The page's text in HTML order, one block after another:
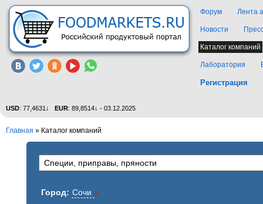
Форум Лента
Новости
Каталог компаний
Лаборатория
Регистрация
USD: 77,4631↓ EUR: 89,8514↓ - 03.12.2025
Главная » Каталог компаний
Город: Сочи x